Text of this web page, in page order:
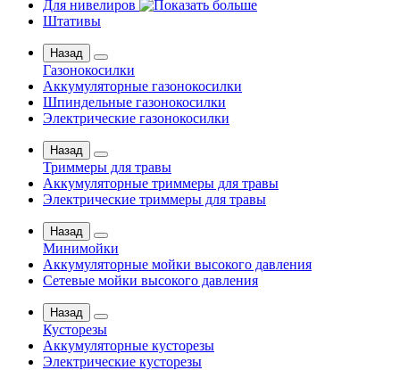
Для нивелиров
Штативы
Назад
Газонокосилки
Аккумуляторные газонокосилки
Шпиндельные газонокосилки
Электрические газонокосилки
Назад
Триммеры для травы
Аккумуляторные триммеры для травы
Электрические триммеры для травы
Назад
Минимойки
Аккумуляторные мойки высокого давления
Сетевые мойки высокого давления
Назад
Кусторезы
Аккумуляторные кусторезы
Электрические кусторезы